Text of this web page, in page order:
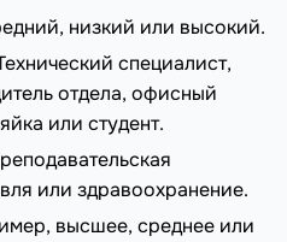
низкий или высокий.
специалист,
отдела, офисный
или студент.
или здравоохранение.
высшее, среднее или